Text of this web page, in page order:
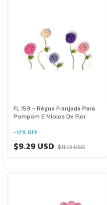
FL 159 - Régua Franjada Para
Pompom E Miolos De Flor
-17% OFF
$9.29 USD $11.13 USD